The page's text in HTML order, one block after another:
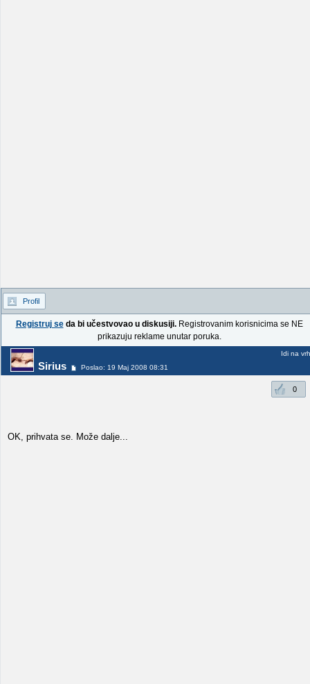
Profil
Registruj seda bi učestvovao u diskusiji.Registrovanim korisnicima se NE
prikazuju reklame unutar poruka.
Sirius Poslao: 19 Maj 2008 08:31
Idi na vrh
0
OK, prihvata se. Može dalje...